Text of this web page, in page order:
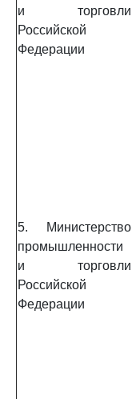
и торговли
Российской
Федерации
5. Министерство
промышленности
и торговли
Российской
Федерации